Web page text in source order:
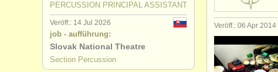
Veröff.: 06 Apr 2014
PERCUSSION PRINCIPAL ASSISTANT
Veröff.: 14 Jul 2026
job - aufführung:
Slovak National Theatre
Section Percussion